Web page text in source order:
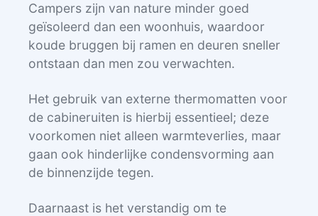
Campers zijn van nature minder goed
geïsoleerd dan een woonhuis, waardoor
koude bruggen bij ramen en deuren sneller
ontstaan dan men zou verwachten.
Het gebruik van externe thermomatten voor
de cabineruiten is hierbij essentieel; deze
voorkomen niet alleen warmteverlies, maar
gaan ook hinderlijke condensvorming aan
de binnenzijde tegen.
Daarnaast is het verstandig om te